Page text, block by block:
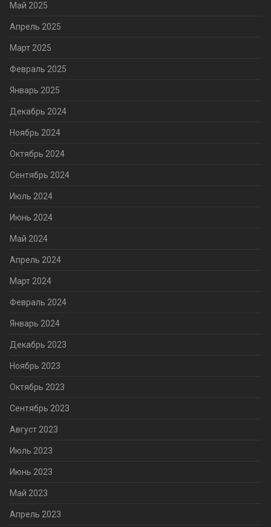
Май 2025
Апрель 2025
Март 2025
Февраль 2025
Январь 2025
Декабрь 2024
Ноябрь 2024
Октябрь 2024
Сентябрь 2024
Июль 2024
Июнь 2024
Май 2024
Апрель 2024
Март 2024
Февраль 2024
Январь 2024
Декабрь 2023
Ноябрь 2023
Октябрь 2023
Сентябрь 2023
Август 2023
Июль 2023
Июнь 2023
Май 2023
Апрель 2023